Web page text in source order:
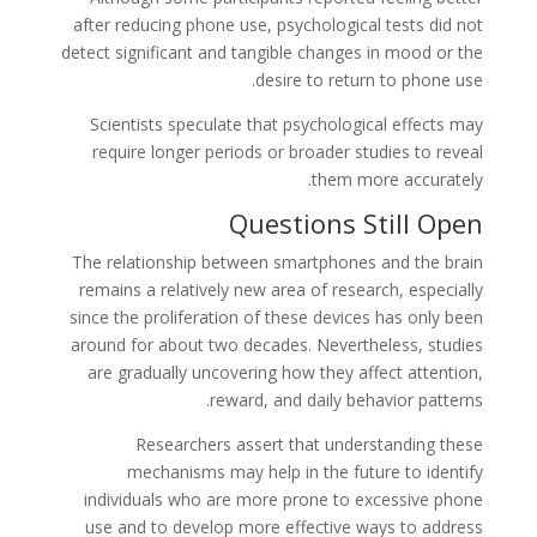
after reducing phone use, psychological tests did not
detect significant and tangible changes in mood or the
desire to return to phone use.
Scientists speculate that psychological effects may
require longer periods or broader studies to reveal
them more accurately.
Questions Still Open
The relationship between smartphones and the brain
remains a relatively new area of research, especially
since the proliferation of these devices has only been
around for about two decades. Nevertheless, studies
are gradually uncovering how they affect attention,
reward, and daily behavior patterns.
Researchers assert that understanding these
mechanisms may help in the future to identify
individuals who are more prone to excessive phone
use and to develop more effective ways to address